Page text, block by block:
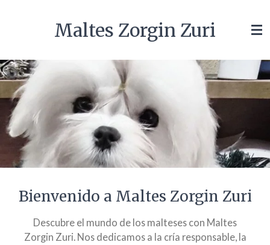
Maltes Zorgin Zuri
Bienvenido a Maltes Zorgin Zuri
Descubre el mundo de los malteses con Maltes
Zorgin Zuri. Nos dedicamos a la cría responsable, la